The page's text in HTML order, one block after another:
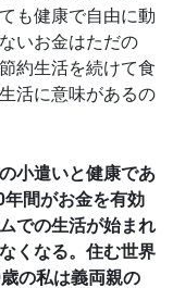
も健康で自由に動
いお金はただの
約生活を続けて食
活に意味があるの
小遣いと健康であ
間がお金を有効
での生活が始まれ
くなる。住む世界
の私は義両親の